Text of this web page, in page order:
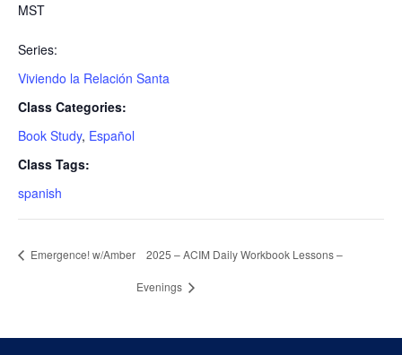
MST
Series:
Viviendo la Relación Santa
Class Categories:
Book Study, Español
Class Tags:
spanish
Emergence! w/Amber 2025 – ACIM Daily Workbook Lessons –
Evenings